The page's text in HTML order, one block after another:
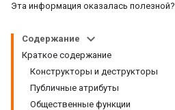
Эта информация оказалась полезной?
Содержание
Краткое содержание
Конструкторы и деструкторы
Публичные атрибуты
Общественные функции